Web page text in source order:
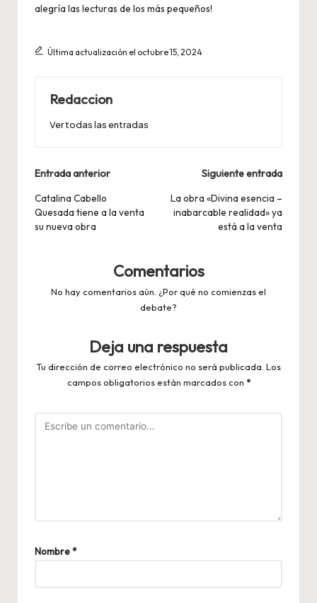
alegría las lecturas de los más pequeños!
Última actualización el octubre 15, 2024
Redaccion
Ver todas las entradas
Navegación
de
entradas
Entrada anterior
Catalina Cabello
Quesada tiene a la venta
su nueva obra
Siguiente entrada
La obra «Divina esencia –
inabarcable realidad» ya
está a la venta
Comentarios
No hay comentarios aún. ¿Por qué no comienzas el
debate?
Deja una respuesta
Tu dirección de correo electrónico no será publicada. Los
campos obligatorios están marcados con *
Nombre*